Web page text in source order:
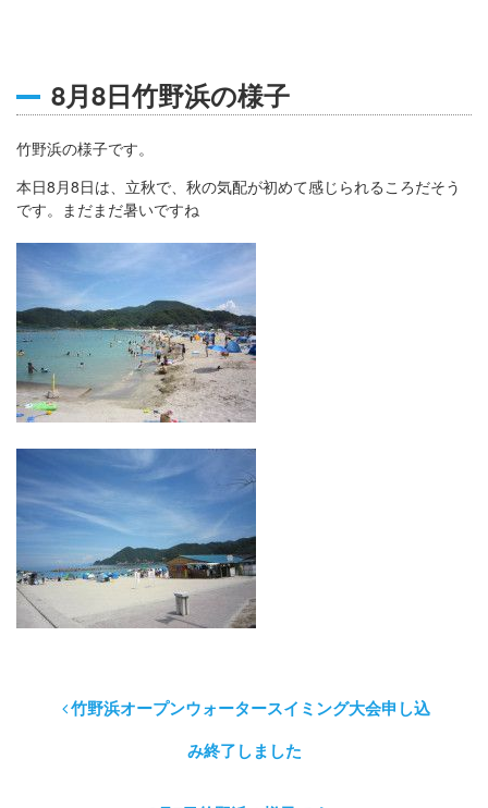
お電話受付時間 9:00〜17:00
8月8日竹野浜の様子
竹野浜の様子です。
本日8月8日は、立秋で、秋の気配が初めて感じられるころだそう
です。まだまだ暑いですね
竹野浜オープンウォータースイミング大会申し込
み終了しました